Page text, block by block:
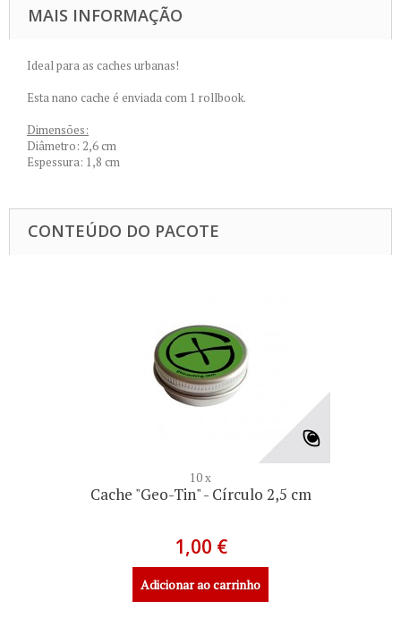
MAIS INFORMAÇÃO
Ideal para as caches urbanas!
Esta nano cache é enviada com 1 rollbook.
Dimensões:
Diâmetro: 2,6 cm
Espessura: 1,8 cm
CONTEÚDO DO PACOTE
10 x
Cache "Geo-Tin" - Círculo 2,5 cm
1,00 €
Adicionar ao carrinho